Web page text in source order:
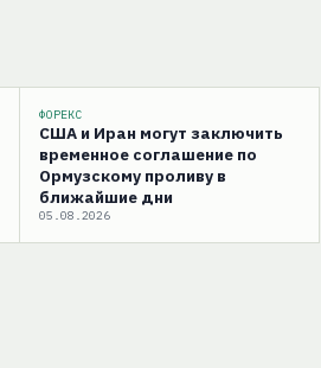
ФОРЕКС
США и Иран могут заключить
временное соглашение по
Ормузскому проливу в
ближайшие дни
05.08.2026